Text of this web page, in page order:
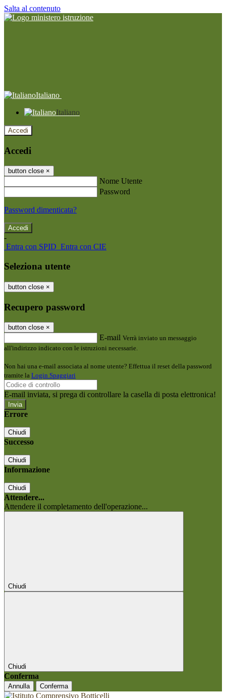
Salta al contenuto
Italiano
Italiano
Accedi
Accedi
button close ×
Nome Utente
Password
Password dimenticata?
-
Entra con SPID Entra con CIE
Seleziona utente
button close ×
Recupero password
button close ×
E-mail Verrà inviato un messaggio
all'indirizzo indicato con le istruzioni necessarie.
Non hai una e-mail associata al nome utente? Effettua il reset della password
tramite la Login Spaggiari
E-mail inviata, si prega di controllare la casella di posta elettronica!
Errore
Chiudi
Successo
Chiudi
Informazione
Chiudi
Attendere...
Attendere il completamento dell'operazione...
Chiudi
Chiudi
Conferma
Annulla Conferma